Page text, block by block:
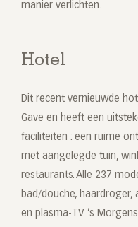
manier verlichten.
Hotel
Dit recent vernieuwde
Gave en heeft een
faciliteiten : een ruime
met aangelegde tuin,
restaurants. Alle 237
bad/douche,
en plasma-TV. ’s